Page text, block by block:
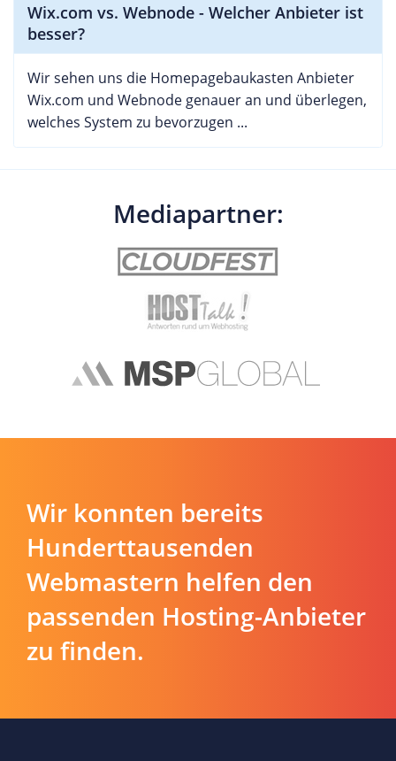
Wix.com vs. Webnode - Welcher Anbieter ist
besser?
Wir sehen uns die Homepagebaukasten Anbieter
Wix.com und Webnode genauer an und überlegen,
welches System zu bevorzugen ...
Mediapartner:
Wir konnten bereits
Hunderttausenden
Webmastern helfen den
passenden Hosting-Anbieter
zu finden.